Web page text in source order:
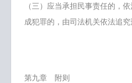
（三）应当承担民事责任的，
成犯罪的，由司法机关依法追究
第九章 附则